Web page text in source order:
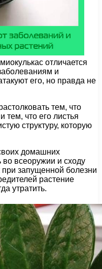
отличается
и
его, но правда не
тем, что
тем, что его листья
структуру, которую
домашних
всеоружии и сходу
при запущенной болезни
растение
утратить.